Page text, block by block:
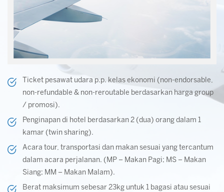
Ticket pesawat udara p.p. kelas ekonomi (non-endorsable,
non-refundable & non-reroutable berdasarkan harga group
/ promosi).
Penginapan di hotel berdasarkan 2 (dua) orang dalam 1
kamar (twin sharing).
Acara tour, transportasi dan makan sesuai yang tercantum
dalam acara perjalanan. (MP – Makan Pagi; MS – Makan
Siang; MM – Makan Malam).
Berat maksimum sebesar 23kg untuk 1 bagasi atau sesuai